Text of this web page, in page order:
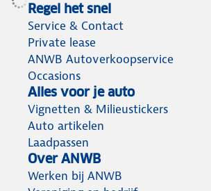
Regel het snel
Service & Contact
Private lease
ANWB Autoverkoopservice
Occasions
Alles voor je auto
Vignetten & Milieustickers
Auto artikelen
Laadpassen
Over ANWB
Werken bij ANWB